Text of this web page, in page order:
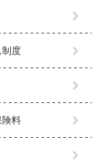
制度
険料